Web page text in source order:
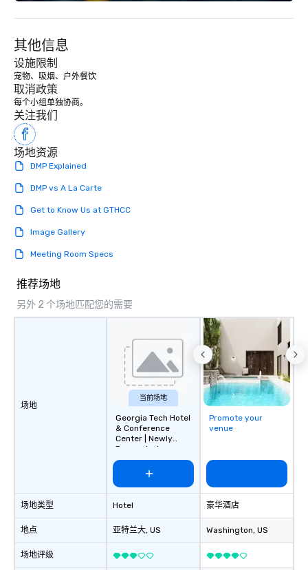
其他信息
设施限制
宠物、吸烟、户外餐饮
取消政策
每个小组单独协商。
关注我们
场地资源
DMP Explained
DMP vs A La Carte
Get to Know Us at GTHCC
Image Gallery
Meeting Room Specs
推荐场地
另外 2 个场地匹配您的需要
场地
场地类型
地点
场地评级
当前场地
Georgia Tech Hotel
& Conference
Center | Newly
Renovated
Hotel
亚特兰大, US
Promote your
venue
豪华酒店
Washington, US